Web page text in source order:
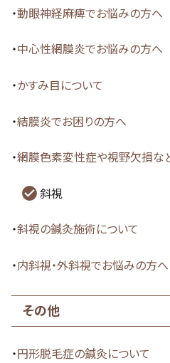
・動眼神経麻痺でお悩みの方へ
・中心性網膜炎でお悩みの方へ
・かすみ目について
・結膜炎でお困りの方へ
・網膜色素変性症や視野欠損な
斜視
・斜視の鍼灸施術について
・内斜視・外斜視でお悩みの方へ
その他
・円形脱毛症の鍼灸について